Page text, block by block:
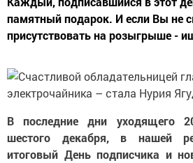
памятный подарок. И если Вы не
присутствовать на розыгрыше -
В последние дни уходящего
шестого декабря, в нашей
итоговый День подписчика и